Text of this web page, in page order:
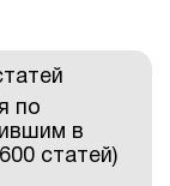
по
в
статей)